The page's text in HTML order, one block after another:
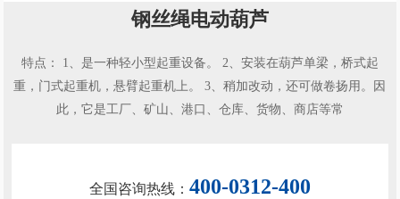
钢丝绳电动葫芦
特点： 1、是一种轻小型起重设备。 2、安装在葫芦单梁，桥式起
重，门式起重机，悬臂起重机上。 3、稍加改动，还可做卷扬用。因
此，它是工厂、矿山、港口、仓库、货物、商店等常
全国咨询热线： 400-0312-400